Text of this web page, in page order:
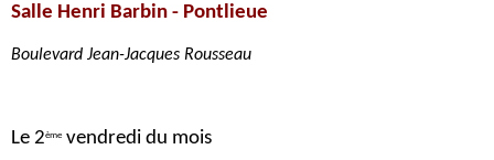
Salle Henri Barbin - Pontlieue
Boulevard Jean-Jacques Rousseau
Le 2ème vendredi du mois